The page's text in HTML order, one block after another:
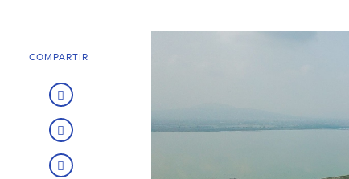
COMPARTIR